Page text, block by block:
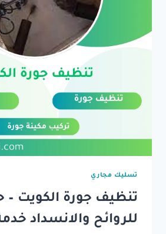
تسليك مجاري
تنظيف جورة الكويت –
للروائح والانسداد خدمة 24